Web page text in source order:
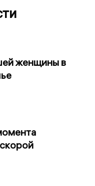
женщины в